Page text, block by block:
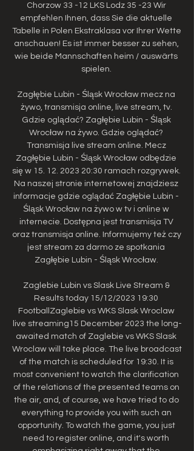
Chorzow 33 -12 LKS Lodz 35 -23 Wir
empfehlen Ihnen, dass Sie die aktuelle
Tabelle in Polen Ekstraklasa vor Ihrer Wette
anschauen! Es ist immer besser zu sehen,
wie beide Mannschaften heim / auswärts
spielen.
Zagłębie Lubin - Śląsk Wrocław mecz na
żywo, transmisja online, live stream, tv.
Gdzie oglądać? Zagłębie Lubin - Śląsk
Wrocław na żywo. Gdzie oglądać?
Transmisja live stream online. Mecz
Zagłębie Lubin - Śląsk Wrocław odbędzie
się w 15. 12. 2023 20:30 ramach rozgrywek.
Na naszej stronie internetowej znajdziesz
informacje gdzie oglądać Zagłębie Lubin -
Śląsk Wrocław na żywo w tv i online w
internecie. Dostępna jest transmisja TV
oraz transmisja online. Informujemy też czy
jest stream za darmo ze spotkania
Zagłębie Lubin - Śląsk Wrocław.
Zaglebie Lubin vs Slask Live Stream &
Results today 15/12/2023 19:30
FootballZaglebie vs WKS Slask Wroclaw
live streaming15 December 2023 the long-
awaited match of Zaglebie vs WKS Slask
Wroclaw will take place. The live broadcast
of the match is scheduled for 19:30. It is
most convenient to watch the clarification
of the relations of the presented teams on
the air, and, of course, we have tried to do
everything to provide you with such an
opportunity. To watch the game, you just
need to register online, and it's worth